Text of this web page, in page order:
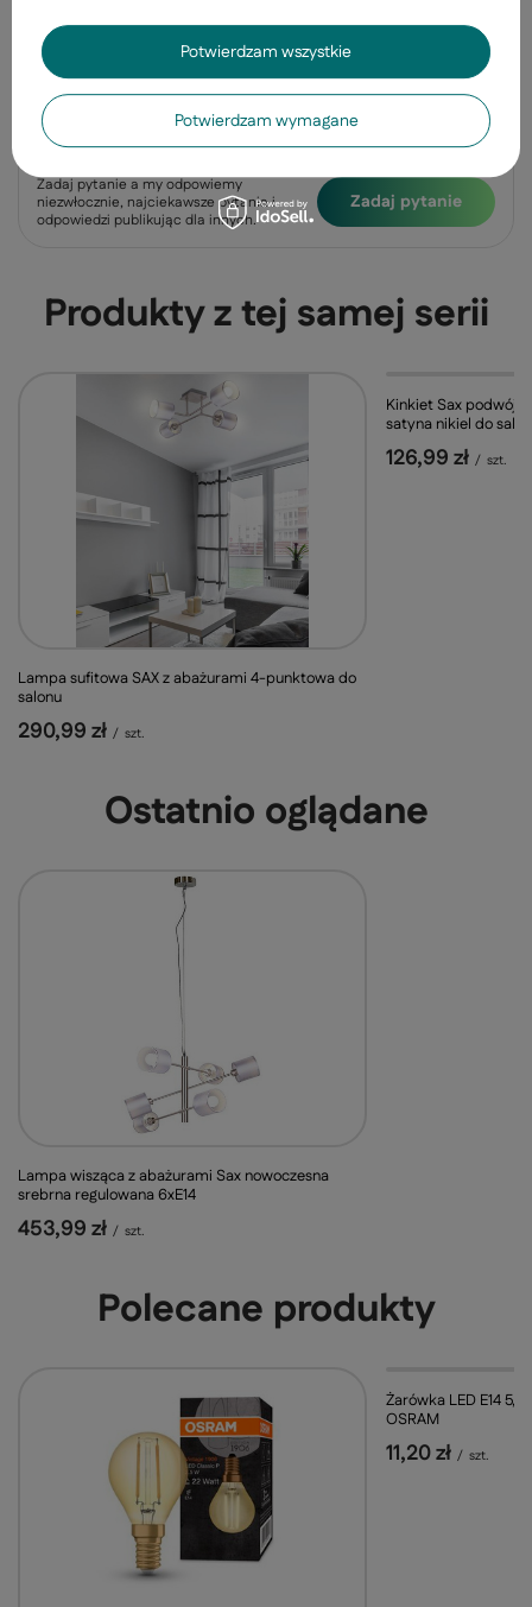
Opinie
Potrzebujesz pomocy? Masz pytania?
Zadaj pytanie a my odpowiemy
niezwłocznie, najciekawsze pytania i
odpowiedzi publikując dla innych.
Zadaj pytanie
Produkty z tej samej serii
Lampa sufitowa SAX z abażurami 4-punktowa do
salonu
290,99 zł / szt.
Kinkiet Sax
satyna nikiel do
126,99 zł / szt.
Ostatnio oglądane
Lampa wisząca z abażurami Sax nowoczesna
srebrna regulowana 6xE14
453,99 zł / szt.
Polecane produkty
Żarówka LED E14
OSRAM
11,20 zł / szt.
Potwierdzam wymagane
Potwierdzam wszystkie